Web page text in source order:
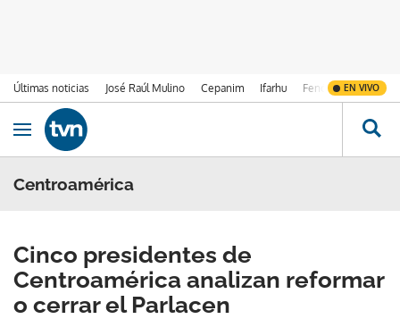
Últimas noticias José Raúl Mulino Cepanim Ifarhu Fenómeno de El
EN VIVO
Ir al contenido
Obrir navegació
Centroamérica
Cinco presidentes de
Centroamérica analizan reformar
o cerrar el Parlacen